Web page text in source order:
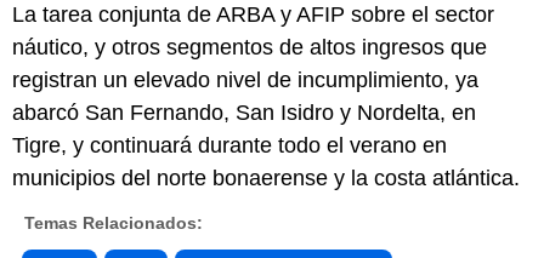
La tarea conjunta de ARBA y AFIP sobre el sector
náutico, y otros segmentos de altos ingresos que
registran un elevado nivel de incumplimiento, ya
abarcó San Fernando, San Isidro y Nordelta, en
Tigre, y continuará durante todo el verano en
municipios del norte bonaerense y la costa atlántica.
Temas Relacionados: